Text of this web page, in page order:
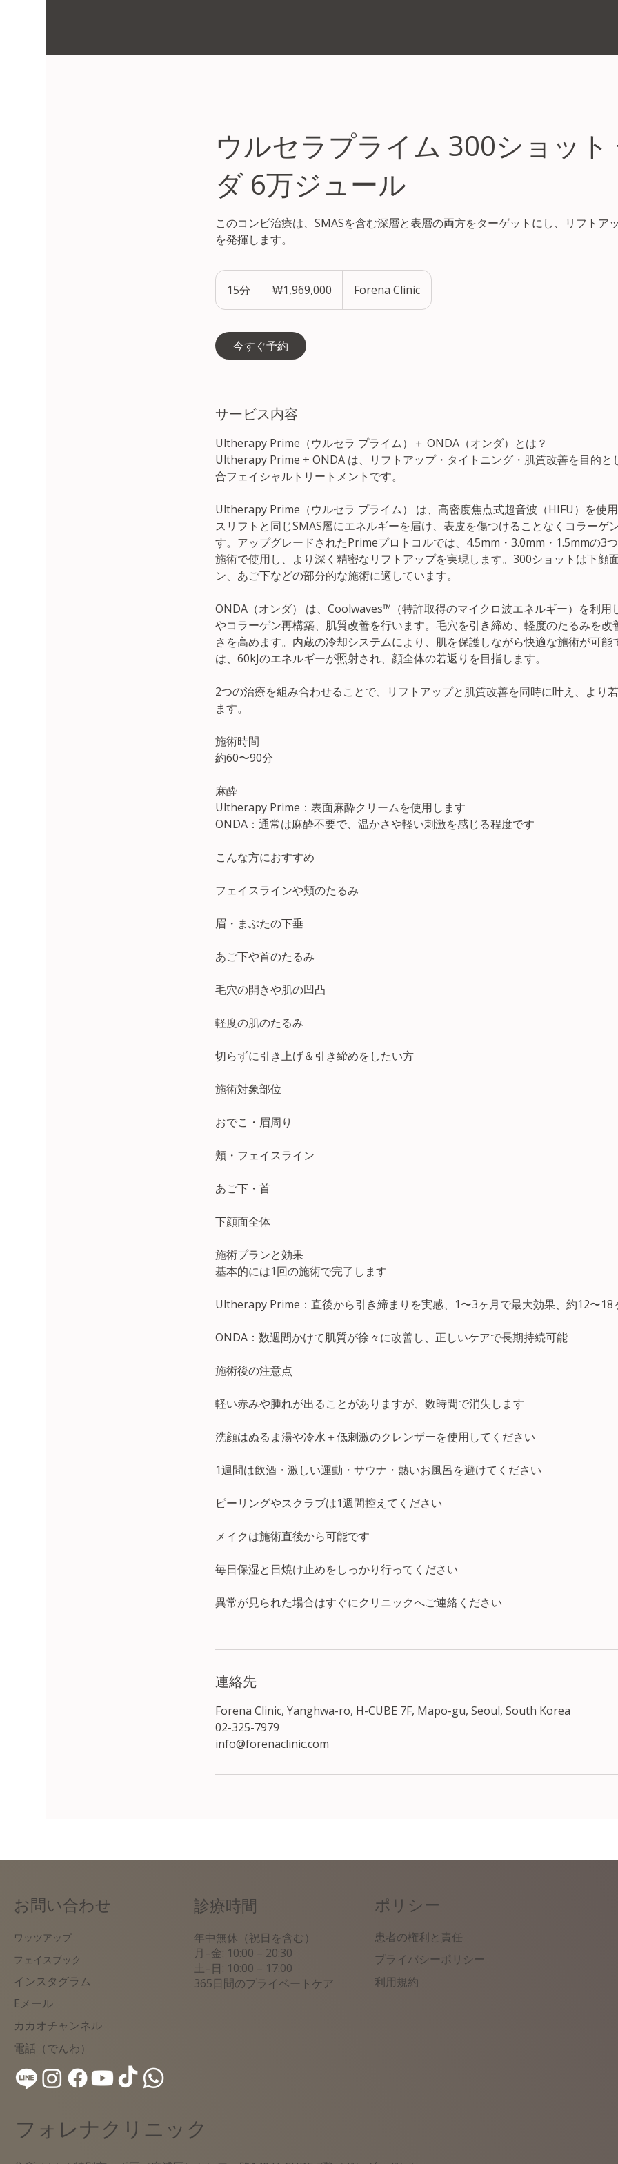
ウルセラプライム 300ショット
ダ 6万ジュール
このコンビ治療は、SMASを含む深層と表層の両方をターゲットにし、リフトア
を発揮します。
15分
5
ォ
₩1,969,000 Forena Clinic
今すぐ予約
サービス内容
Ultherapy Prime（ウルセラ プライム）＋ ONDA（オンダ）とは？
Ultherapy Prime + ONDA は、リフトアップ・タイトニング・肌質改善を目的と
合フェイシャルトリートメントです。
Ultherapy Prime（ウルセラ プライム） は、高密度焦点式超音波（HIFU）を使
スリフトと同じSMAS層にエネルギーを届け、表皮を傷つけることなくコラーゲ
す。アップグレードされたPrimeプロトコルでは、4.5mm・3.0mm・1.5mmの3
施術で使用し、より深く精密なリフトアップを実現します。300ショットは下顔
ン、あご下などの部分的な施術に適しています。
ONDA（オンダ） は、Coolwaves™（特許取得のマイクロ波エネルギー）を利用
やコラーゲン再構築、肌質改善を行います。毛穴を引き締め、軽度のたるみを改
さを高めます。内蔵の冷却システムにより、肌を保護しながら快適な施術が可能
は、60kJのエネルギーが照射され、顔全体の若返りを目指します。
2つの治療を組み合わせることで、リフトアップと肌質改善を同時に叶え、より
ます。
施術時間
約60〜90分
麻酔
Ultherapy Prime：表面麻酔クリームを使用します
ONDA：通常は麻酔不要で、温かさや軽い刺激を感じる程度です
こんな方におすすめ
フェイスラインや頬のたるみ
眉・まぶたの下垂
あご下や首のたるみ
毛穴の開きや肌の凹凸
軽度の肌のたるみ
切らずに引き上げ＆引き締めをしたい方
施術対象部位
おでこ・眉周り
頬・フェイスライン
あご下・首
下顔面全体
施術プランと効果
基本的には1回の施術で完了します
Ultherapy Prime：直後から引き締まりを実感、1〜3ヶ月で最大効果、約12〜18
ONDA：数週間かけて肌質が徐々に改善し、正しいケアで長期持続可能
施術後の注意点
軽い赤みや腫れが出ることがありますが、数時間で消失します
洗顔はぬるま湯や冷水＋低刺激のクレンザーを使用してください
1週間は飲酒・激しい運動・サウナ・熱いお風呂を避けてください
ピーリングやスクラブは1週間控えてください
メイクは施術直後から可能です
毎日保湿と日焼け止めをしっかり行ってください
異常が見られた場合はすぐにクリニックへご連絡ください
連絡先
Forena Clinic, Yanghwa-ro, H-CUBE 7F, Mapo-gu, Seoul, South Korea
02-325-7979
info@forenaclinic.com
フォレナクリニック
お問い合わせ
ワッツアップ
フェイスブック
インスタグラム
​Eメール
カカオチャンネル
電話（でんわ）
診療時間
年中無休（祝日を含む）
月–金: 10:00 – 20:30
土–日: 10:00 – 17:00
365日間のプライベートケア
ポリシー
患者の権利と責任
プライバシーポリシー
利用規約